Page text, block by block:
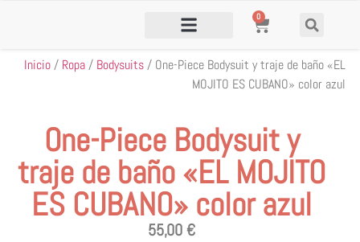
0
Inicio/ Ropa/ Bodysuits/ One-Piece Bodysuit y traje de baño «EL
MOJITO ES CUBANO» color azul
One-Piece Bodysuit y
traje de baño «EL MOJITO
ES CUBANO» color azul
55,00€